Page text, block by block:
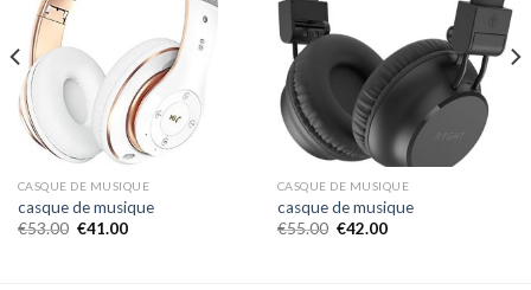
CASQUE DE MUSIQUE
casque de musique
€53.00 €41.00
CASQUE DE MUSIQUE
casque de musique
€55.00 €42.00